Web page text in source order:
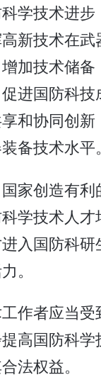
学技术进步
新技术在武
加技术储备
进国防科技
和协同创
备技术水平。
家创造有利
学技术人才
入国防科
。
作者应当
高国防科学
法权益。